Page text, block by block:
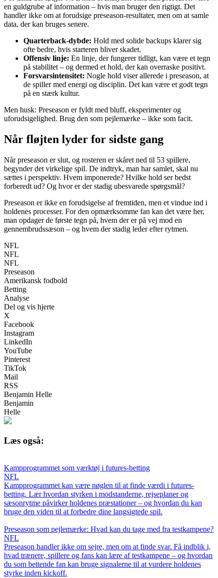
en guldgrube af information – hvis man bruger den rigtigt. Det
handler ikke om at forudsige preseason-resultater, men om at samle
data, der kan bruges senere.
Quarterback-dybde: Hold med solide backups klarer sig
ofte bedre, hvis starteren bliver skadet.
Offensiv linje: En linje, der fungerer tidligt, kan være et tegn
på stabilitet – og dermed et hold, der kan overraske positivt.
Forsvarsintensitet: Nogle hold viser allerede i preseason, at
de spiller med energi og disciplin. Det kan være et godt tegn
på en stærk kultur.
Men husk: Preseason er fyldt med bluff, eksperimenter og
uforudsigelighed. Brug den som pejlemærke – ikke som facit.
Når fløjten lyder for sidste gang
Når preseason er slut, og rosteren er skåret ned til 53 spillere,
begynder det virkelige spil. De indtryk, man har samlet, skal nu
sættes i perspektiv. Hvem imponerede? Hvilke hold ser bedst
forberedt ud? Og hvor er der stadig ubesvarede spørgsmål?
Preseason er ikke en forudsigelse af fremtiden, men et vindue ind i
holdenes processer. For den opmærksomme fan kan det være her,
man opdager de første tegn på, hvem der er på vej mod en
gennembrudssæson – og hvem der stadig leder efter rytmen.
NFL
NFL
NFL
Preseason
Amerikansk fodbold
Betting
Analyse
Del og vis hjerte
X
Facebook
Instagram
LinkedIn
YouTube
Pinterest
TikTok
Mail
RSS
Benjamin Helle
Benjamin
Helle
Læs også:
Kampprogrammet som værktøj i futures-betting
NFL
Kampprogrammet kan være nøglen til at finde værdi i futures-
betting. Lær hvordan styrken i modstanderne, rejseplaner og
sæsonrytme påvirker holdenes præstationer – og hvordan du kan
bruge den viden til at forbedre dine langsigtede spil.
Preseason som pejlemærke: Hvad kan du tage med fra testkampene?
NFL
Preseason handler ikke om sejre, men om at finde svar. Få indblik i,
hvad trænere, spillere og fans kan lære af testkampene – og hvordan
du som bettende fan kan bruge signalerne til at vurdere holdenes
styrke inden kickoff.